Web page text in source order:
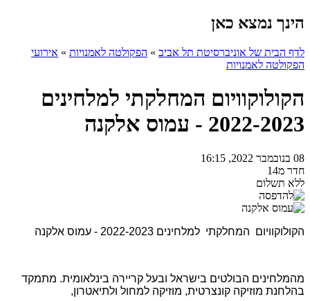
הינך נמצא כאן
לדף הבית של אוניברסיטת תל אביב » הפקולטה לאמנויות » אירועי
הפקולטה לאמנויות
הקולוקוויום המחלקתי למלחינים
2022-2023 - עמוס אלקנה
08 בנובמבר 2022, 16:15
חדר מ14
ללא תשלום
הקולוקוויום המחלקתי למלחינים 2022-2023 - עמוס אלקנה
מהמלחינים הבולטים בישראל ובעל קריירה בינלאומית. מתמקד
בהלחנת מוזיקה קונצרטית, מוזיקה למחול ולתיאטרון,